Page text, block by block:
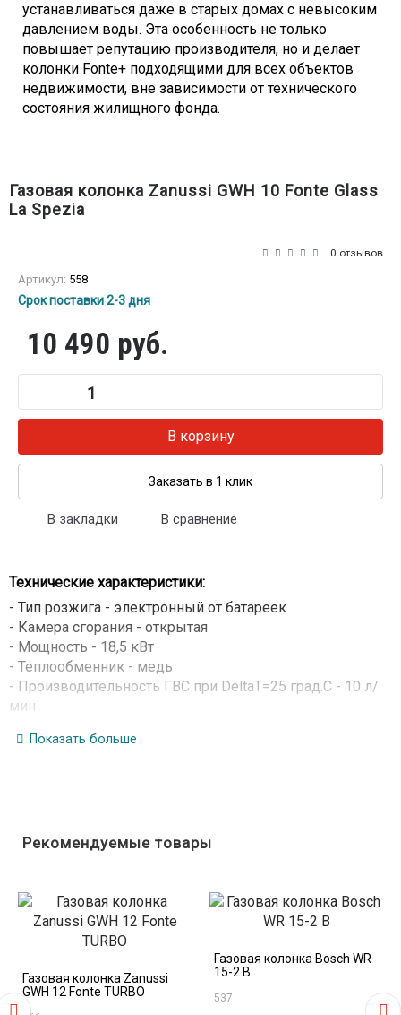
устанавливаться даже в старых домах с невысоким
давлением воды. Эта особенность не только
повышает репутацию производителя, но и делает
колонки Fonte+ подходящими для всех объектов
недвижимости, вне зависимости от технического
состояния жилищного фонда.
Газовая колонка Zanussi GWH 10 Fonte Glass
La Spezia
0 отзывов
Артикул: 558
Срок поставки 2-3 дня
10 490 руб.
В корзину
Заказать в 1 клик
В закладки В сравнение
Технические характеристики:
- Тип розжига - электронный от батареек
- Камера сгорания - открытая
- Мощность - 18,5 кВт
- Теплообменник - медь
- Производительность ГВС при DeltaT=25 град.C - 10 л/
мин
- Диаметр гофроотвода - 110 мм
- Габариты (ВхШхГ) - 550х330х189 мм
Показать больше
Рекомендуемые товары
Газовая колонка Zanussi
GWH 12 Fonte TURBO
Газовая колонка Bosch WR
15-2 В
537